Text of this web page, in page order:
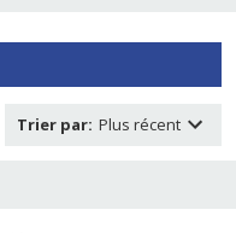
Trier par: Plus récent